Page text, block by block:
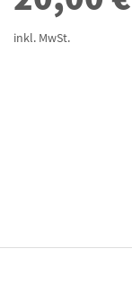
inkl. MwSt.